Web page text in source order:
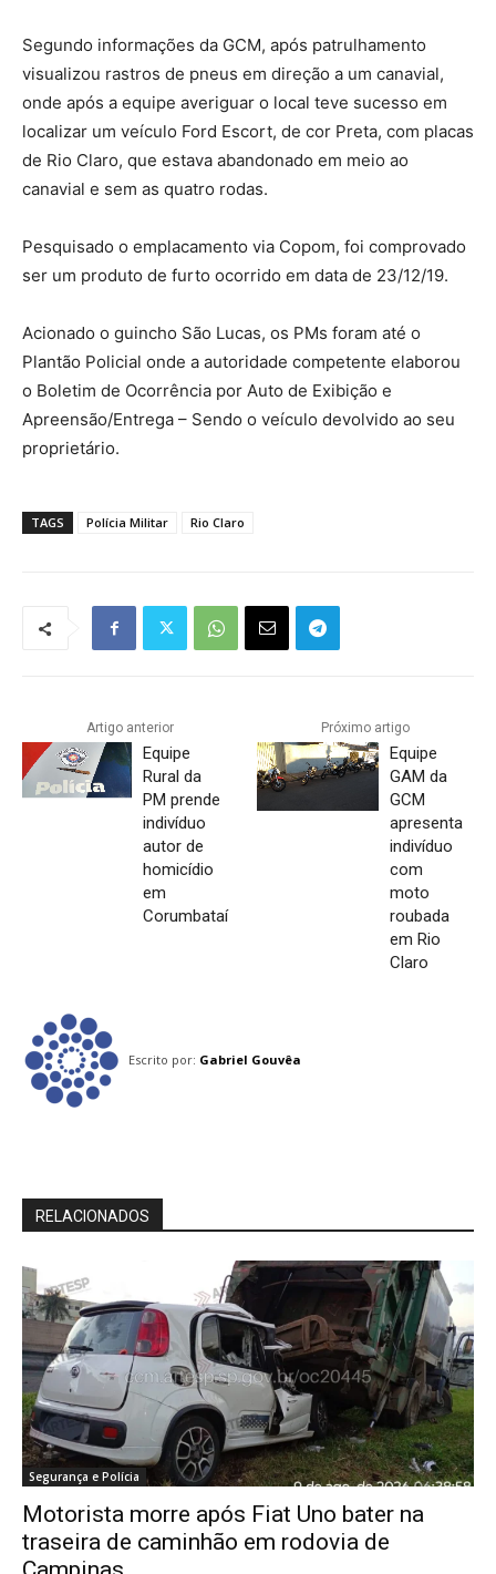
Segundo informações da GCM, após patrulhamento
visualizou rastros de pneus em direção a um canavial,
onde após a equipe averiguar o local teve sucesso em
localizar um veículo Ford Escort, de cor Preta, com placas
de Rio Claro, que estava abandonado em meio ao
canavial e sem as quatro rodas.
Pesquisado o emplacamento via Copom, foi comprovado
ser um produto de furto ocorrido em data de 23/12/19.
Acionado o guincho São Lucas, os PMs foram até o
Plantão Policial onde a autoridade competente elaborou
o Boletim de Ocorrência por Auto de Exibição e
Apreensão/Entrega – Sendo o veículo devolvido ao seu
proprietário.
TAGS Polícia Militar Rio Claro
Artigo anterior
Equipe
Rural da
PM prende
indivíduo
autor de
homicídio
em
Corumbataí
Próximo artigo
Equipe
GAM da
GCM
apresenta
indivíduo
com
moto
roubada
em Rio
Claro
Escrito por: Gabriel Gouvêa
RELACIONADOS
Segurança e Polícia
Motorista morre após Fiat Uno bater na
traseira de caminhão em rodovia de